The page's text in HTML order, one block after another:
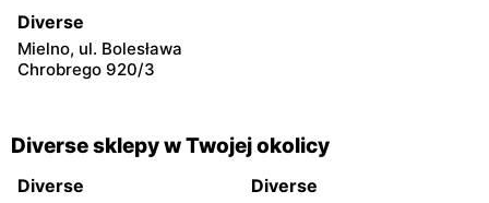
Diverse
Mielno, ul. Bolesława
Chrobrego 920/3
Diverse sklepy w Twojej okolicy
Diverse Diverse